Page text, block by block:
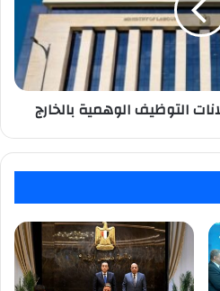
التوظيف الوهمية بالخارج